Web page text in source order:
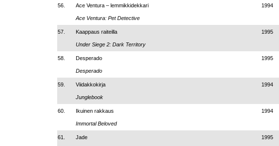
56. Ace Ventura – lemmikkidekkari
Ace Ventura: Pet Detective
1994
57. Kaappaus raiteilla
Under Siege 2: Dark Territory
1995
58. Desperado
Desperado
1995
59. Viidakkokirja
Junglebook
1994
60. Ikuinen rakkaus
Immortal Beloved
1994
61. Jade 1995